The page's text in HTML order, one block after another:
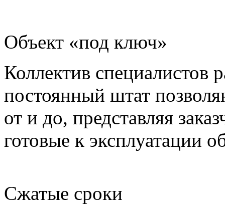
Объект «под ключ»
Коллектив специалистов
постоянный штат
от и до, представляя
готовые к эксплуатации
Сжатые сроки